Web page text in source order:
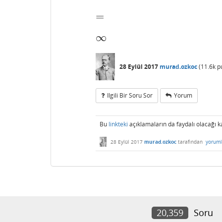
=
=
∞
∞
28 Eylül 2017 murad.ozkoc(11.6k
Ilgili Bir Soru Sor Yorum
Bu linkteki açıklamaların da faydalı olacağı
28 Eylül 2017 murad.ozkoc tarafından
20,359 Soru